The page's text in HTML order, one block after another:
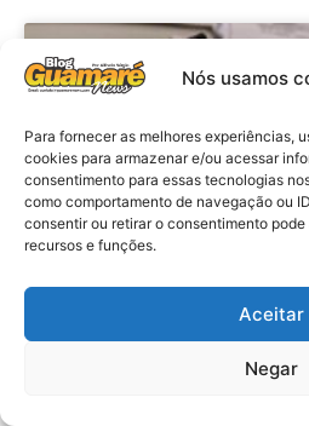
Nós usamos
Para fornecer as melhores experiências,
cookies para armazenar e/ou acessar
consentimento para essas tecnologias
como comportamento de navegação ou
consentir ou retirar o consentimento
recursos e funções.
Aceitar
Negar
Economia: Prazo
Programa Desenrola